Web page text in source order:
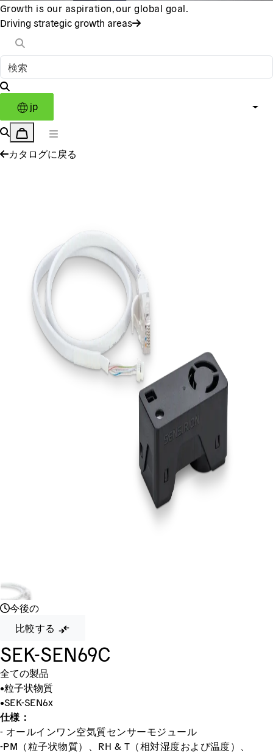
Growth is our aspiration, our global goal.
Driving strategic growth areas
jp
カタログに戻る
今後の
比較する
SEK-SEN69C
全ての製品
•粒子状物質
•SEK-SEN6x
仕様：
- オールインワン空気質センサーモジュール
-PM（粒子状物質）、RH & T（相対湿度および温度）、